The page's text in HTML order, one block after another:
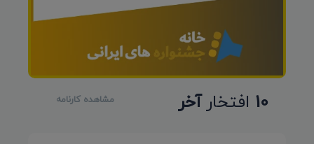
10 افتخارآخر مشاهده کارنامه